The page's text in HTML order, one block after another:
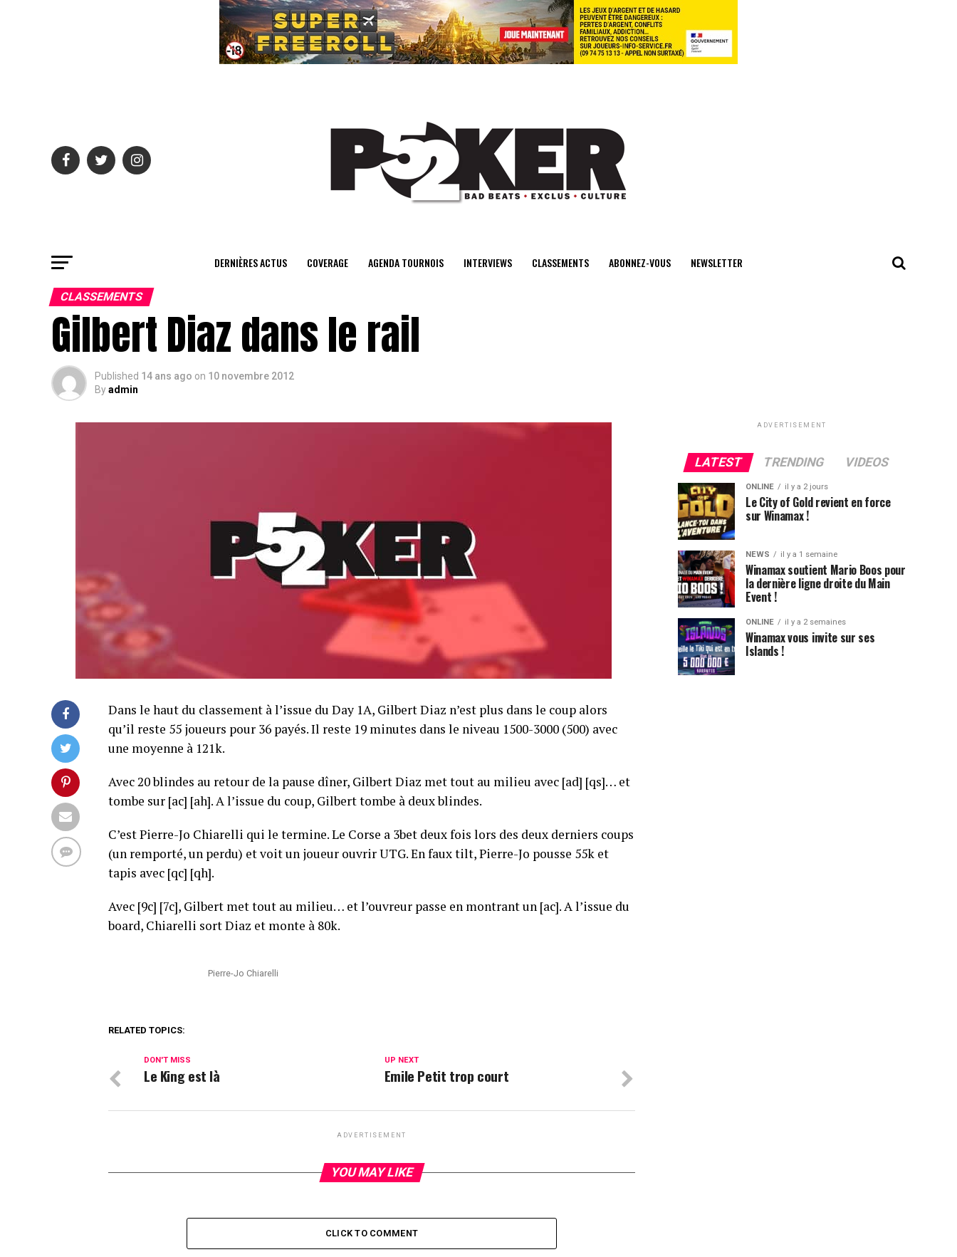
center>
DERNIÈRES ACTUS COVERAGE AGENDA TOURNOIS INTERVIEWS CLASSEMENTS ABONNEZ-VOUS NEWSLETTER
CLASSEMENTS
Gilbert Diaz dans le rail
Published 14 ans ago on 10 novembre 2012
Byadmin
Dans le haut du classement à l’issue du Day 1A, Gilbert Diaz n’est plus dans le coup alors
qu’il reste 55 joueurs pour 36 payés. Il reste 19 minutes dans le niveau 1500-3000 (500) avec
une moyenne à 121k.
Avec 20 blindes au retour de la pause dîner, Gilbert Diaz met tout au milieu avec [ad] [qs]… et
tombe sur [ac] [ah]. A l’issue du coup, Gilbert tombe à deux blindes.
C’est Pierre-Jo Chiarelli qui le termine. Le Corse a 3bet deux fois lors des deux derniers coups
(un remporté, un perdu) et voit un joueur ouvrir UTG. En faux tilt, Pierre-Jo pousse 55k et
tapis avec [qc] [qh].
Avec [9c] [7c], Gilbert met tout au milieu… et l’ouvreur passe en montrant un [ac]. A l’issue du
board, Chiarelli sort Diaz et monte à 80k.
Pierre-Jo Chiarelli
RELATED TOPICS:
UP NEXT
Emile Petit trop court
DON'T MISS
Le King est là
ADVERTISEMENT
YOU MAY LIKE
CLICK TO COMMENT
ADVERTISEMENT
LATEST TRENDING VIDEOS
ONLINE il y a 2 jours
Le City of Gold revient en force
sur Winamax !
NEWS il y a 1 semaine
Winamax soutient Mario Boos pour
la dernière ligne droite du Main
Event !
ONLINE il y a 2 semaines
Winamax vous invite sur ses
Islands !